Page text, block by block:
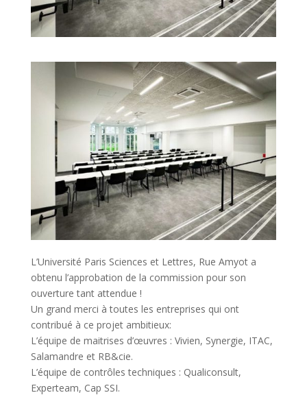
L’Université Paris Sciences et Lettres, Rue Amyot a
obtenu l’approbation de la commission pour son
ouverture tant attendue !
Un grand merci à toutes les entreprises qui ont
contribué à ce projet ambitieux:
L’équipe de maitrises d’œuvres : Vivien, Synergie, ITAC,
Salamandre et RB&cie.
L’équipe de contrôles techniques : Qualiconsult,
Experteam, Cap SSI.